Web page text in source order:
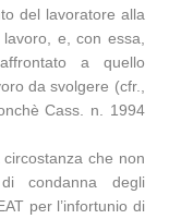
del lavoratore alla
e, con essa,
a quello
da svolgere (cfr.,
Cass. n. 1994
che non
condanna degli
per l’infortunio di